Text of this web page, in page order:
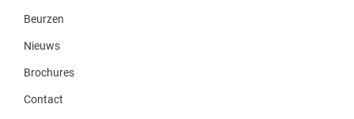
Beurzen
Nieuws
Brochures
Contact